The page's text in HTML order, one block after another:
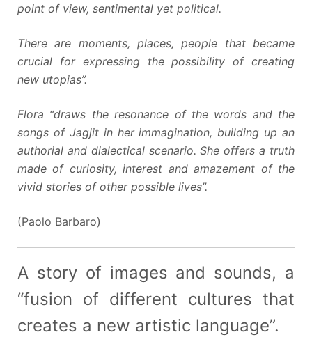
point of view, sentimental yet political.
There are moments, places, people that became
crucial for expressing the possibility of creating
new utopias”.
Flora “draws the resonance of the words and the
songs of Jagjit in her immagination, building up an
authorial and dialectical scenario. She offers a truth
made of curiosity, interest and amazement of the
vivid stories of other possible lives”.
(Paolo Barbaro)
A story of images and sounds, a
“fusion of different cultures that
creates a new artistic language”.